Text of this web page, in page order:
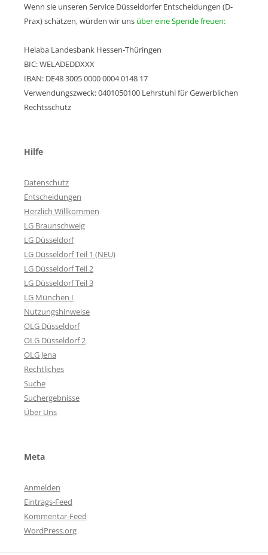
Wenn sie unseren Service Düsseldorfer Entscheidungen (D-
Prax) schätzen, würden wir uns über eine Spende freuen:
Helaba Landesbank Hessen-Thüringen
BIC: WELADEDDXXX
IBAN: DE48 3005 0000 0004 0148 17
Verwendungszweck: 0401050100 Lehrstuhl für Gewerblichen
Rechtsschutz
Hilfe
Datenschutz
Entscheidungen
Herzlich Willkommen
LG Braunschweig
LG Düsseldorf
LG Düsseldorf Teil 1 (NEU)
LG Düsseldorf Teil 2
LG Düsseldorf Teil 3
LG München I
Nutzungshinweise
OLG Düsseldorf
OLG Düsseldorf 2
OLG Jena
Rechtliches
Suche
Suchergebnisse
Über Uns
Meta
Anmelden
Eintrags-Feed
Kommentar-Feed
WordPress.org